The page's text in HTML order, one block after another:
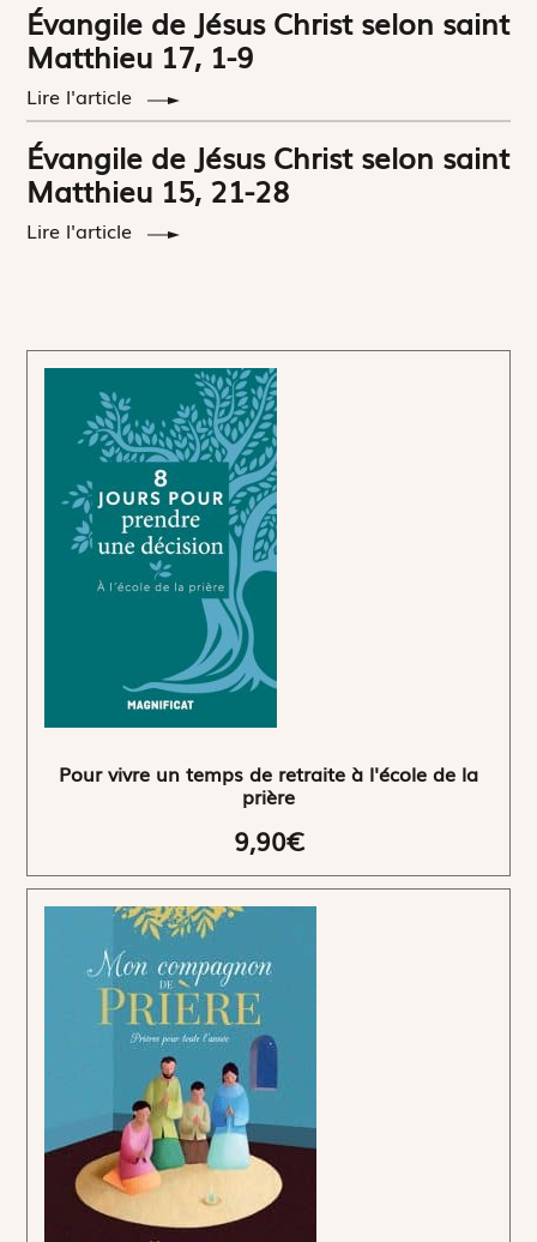
Évangile de Jésus Christ selon saint
Matthieu 17, 1-9
Lire l'article
Évangile de Jésus Christ selon saint
Matthieu 15, 21-28
Lire l'article
Pour vivre un temps de retraite à l'école de la
prière
9,90€